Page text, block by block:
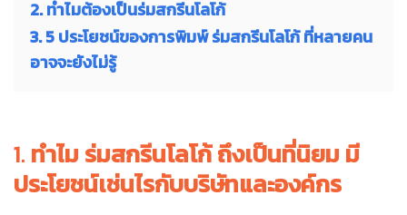
2. ทำไมต้องเป็นร่มสกรีนโลโก้
3. 5 ประโยชน์ของการพิมพ์ ร่มสกรีนโลโก้ ที่หลายคน
อาจจะยังไม่รู้
1. ทำไม ร่มสกรีนโลโก้ ถึงเป็นที่นิยม มี
ประโยชน์เช่นไรกับบริษัทและองค์กร